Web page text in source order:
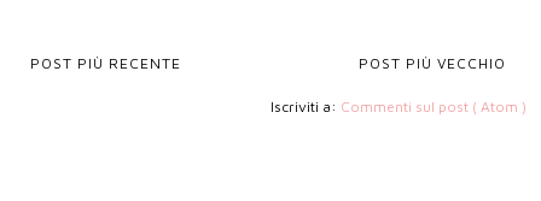
POST PIÙ RECENTE POST PIÙ VECCHIO
Iscriviti a: Commenti sul post ( Atom )